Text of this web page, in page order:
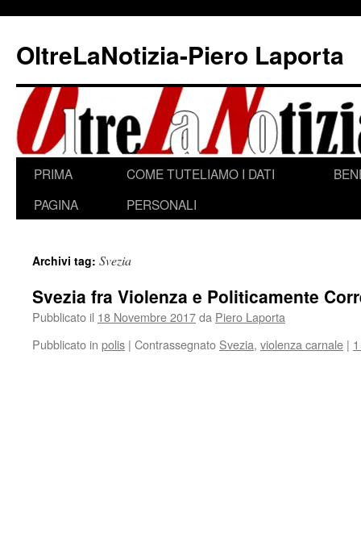
contenuto
OltreLaNotizia-Piero Laporta
PRIMA
PAGINA
COME TUTELIAMO I DATI
PERSONALI
Archivi tag: Svezia
Svezia fra Violenza e Politicamente
Pubblicato il 18 Novembre 2017da Piero Laporta
Pubblicato in polis | Contrassegnato Svezia, violenza carnale |